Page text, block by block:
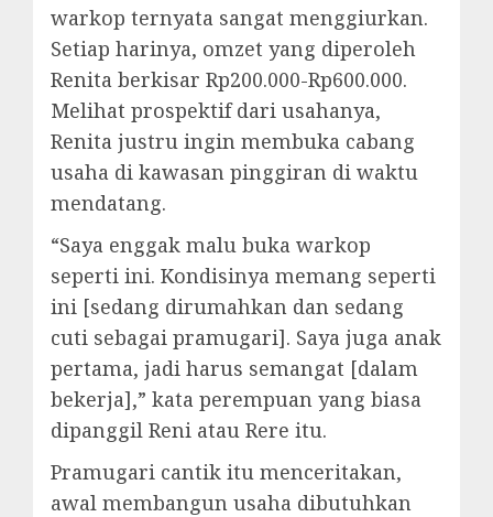
warkop ternyata sangat menggiurkan.
Setiap harinya, omzet yang diperoleh
Renita berkisar Rp200.000-Rp600.000.
Melihat prospektif dari usahanya,
Renita justru ingin membuka cabang
usaha di kawasan pinggiran di waktu
mendatang.
“Saya enggak malu buka warkop
seperti ini. Kondisinya memang seperti
ini [sedang dirumahkan dan sedang
cuti sebagai pramugari]. Saya juga anak
pertama, jadi harus semangat [dalam
bekerja],” kata perempuan yang biasa
dipanggil Reni atau Rere itu.
Pramugari cantik itu menceritakan,
awal membangun usaha dibutuhkan